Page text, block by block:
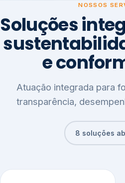
NOSSOS
Soluções
e
Atuação integrada para
transparência,
8 soluções